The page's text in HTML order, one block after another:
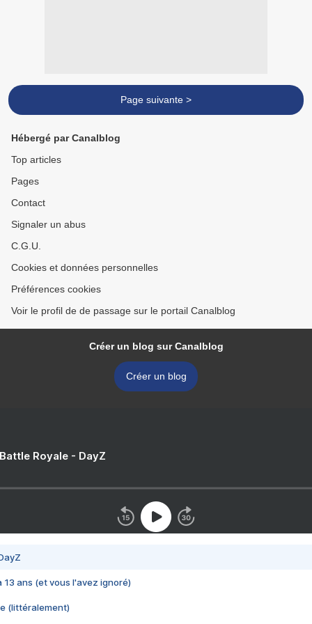
Page suivante >
Hébergé par Canalblog
Top articles
Pages
Contact
Signaler un abus
C.G.U.
Cookies et données personnelles
Préférences cookies
Voir le profil de de passage sur le portail Canalblog
Créer un blog sur Canalblog
Créer un blog
Royale - DayZ
13 ans (et vous l'avez ignoré)
(littéralement)